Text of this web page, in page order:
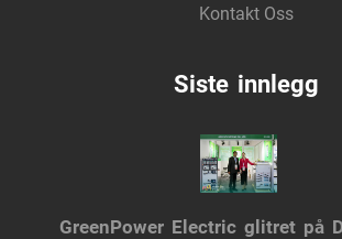
Kontakt Oss
Siste innlegg
GreenPower Electric glitret på